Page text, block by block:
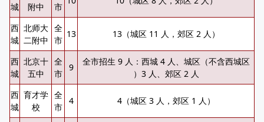
城
附中
市
西
城
北师大
二附中
全
市
13 13（城区 11 人，郊区 2 人）
西
城
北京十
五中
全
市
9
全市招生 9 人：西城 4 人、城区（不含西城区
）3 人、郊区 2 人
西
城
育才学
校
全
市
4 4（城区 3 人，郊区 1 人）